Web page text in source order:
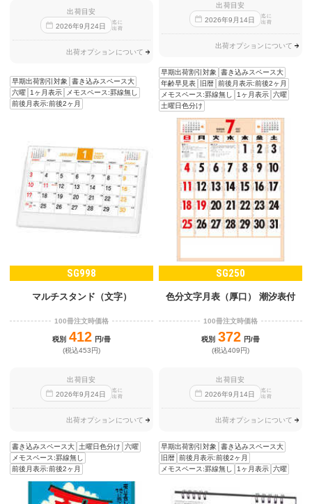
出荷目安
2026年9 月24日
迄に
出荷
出荷オプションについて
早期出荷割引対象
書き込みスペース大
六曜
1ヶ月表示
メモスペース:罫線無し
前後月表示:前後2ヶ月
出荷目安
2026年9 月 14日
迄に
出荷
出荷オプションについて
早期出荷割引対象
書き込みスペース大
年齢早見表
旧暦 前後月表示:前後2ヶ月
メモスペース:罫線無し
1ヶ月表示 六曜
土曜日色分け
SG998
マルチスタンド（文字）
100冊注文時価格
税別 412 円/冊
(税込453円)
出荷目安
2026年9 月24日
迄に
出荷
出荷オプションについて
書き込みスペース大 土曜日色分け
六曜
メモスペース:罫線無し
前後月表示:前後2ヶ月
SG250
色分文字月表（厚口） 潮汐表付
100冊注文時価格
税別 372 円/冊
(税込409円)
出荷目安
2026年9 月 14日
迄に
出荷
出荷オプションについて
早期出荷割引対象
書き込みスペース大
旧暦 前後月表示:前後2ヶ月
メモスペース:罫線無し
1ヶ月表示 六曜